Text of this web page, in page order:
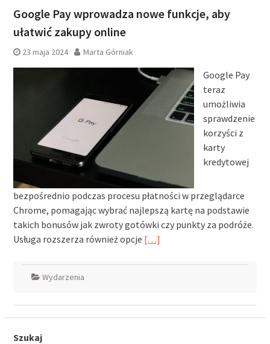
Google Pay wprowadza nowe funkcje, aby
ułatwić zakupy online
23 maja 2024 Marta Górniak
Google Pay
teraz
umożliwia
sprawdzenie
korzyści z
karty
kredytowej
bezpośrednio podczas procesu płatności w przeglądarce
Chrome, pomagając wybrać najlepszą kartę na podstawie
takich bonusów jak zwroty gotówki czy punkty za podróże.
Usługa rozszerza również opcje […]
Wydarzenia
Szukaj